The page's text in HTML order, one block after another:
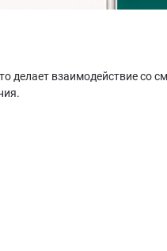
делает взаимодействие со